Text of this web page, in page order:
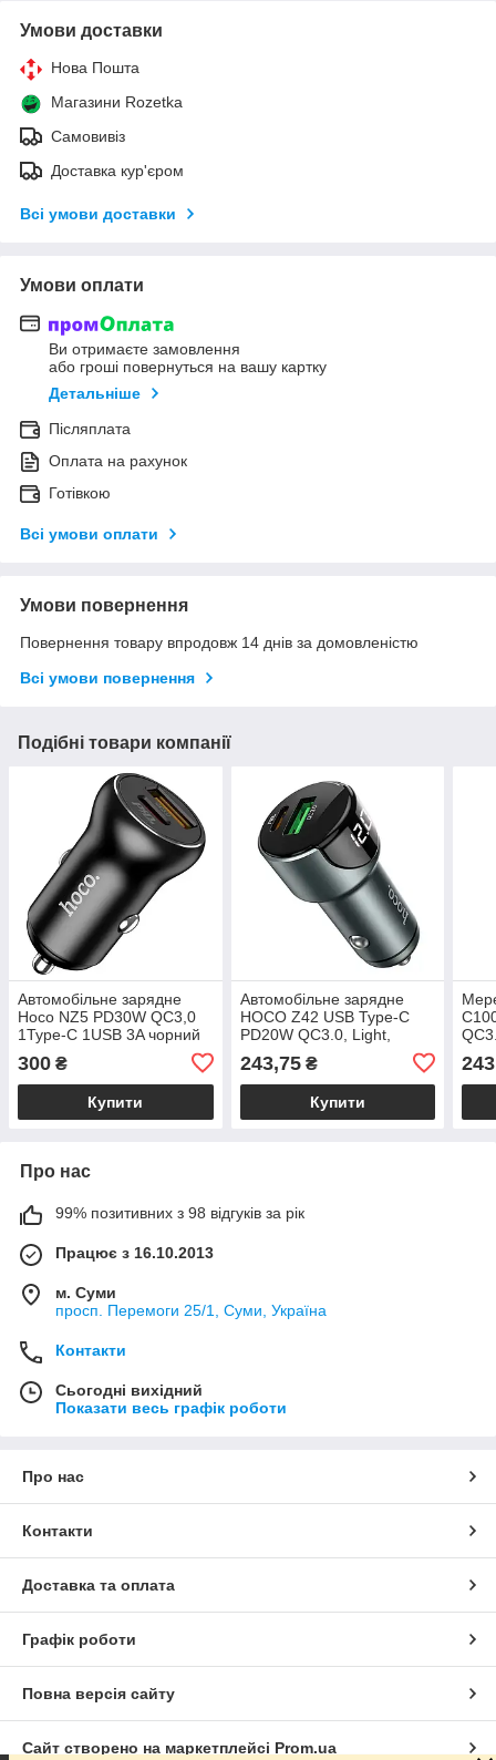
Умови доставки
Нова Пошта
Магазини Rozetka
Самовивіз
Доставка кур'єром
Всі умови доставки
Умови оплати
Ви отримаєте замовлення
або гроші повернуться на вашу картку
Детальніше
Післяплата
Оплата на рахунок
Готівкою
Всі умови оплати
Умови повернення
Повернення товару впродовж 14 днів за домовленістю
Всі умови повернення
Подібні товари компанії
Автомобільне зарядне
Hoco NZ5 PD30W QC3,0
1Type-C 1USB 3A чорний
300 ₴
Купити
Автомобільне зарядне
HOCO Z42 USB Type-C
PD20W QC3.0, Light,
243,75₴
Купити
Про нас
99% позитивних з 98 відгуків за рік
Працює з 16.10.2013
м. Суми
просп. Перемоги 25/1, Суми, Україна
Контакти
Сьогодні вихідний
Показати весь графік роботи
Про нас
Контакти
Доставка та оплата
Графік роботи
Повна версія сайту
Сайт створено на маркетплейсі Prom.ua